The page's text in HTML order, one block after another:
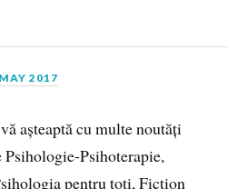
2017
așteaptă cu multe noutăți
Psihoterapie,
pentru toți, Fiction